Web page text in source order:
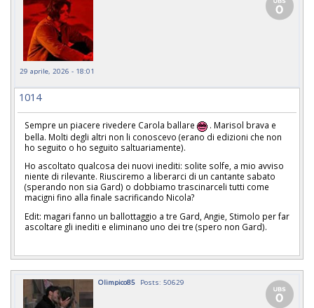
29 aprile, 2026 - 18:01
1014
Sempre un piacere rivedere Carola ballare
. Marisol brava e
bella. Molti degli altri non li conoscevo (erano di edizioni che non
ho seguito o ho seguito saltuariamente).
Ho ascoltato qualcosa dei nuovi inediti: solite solfe, a mio avviso
niente di rilevante. Riusciremo a liberarci di un cantante sabato
(sperando non sia Gard) o dobbiamo trascinarceli tutti come
macigni fino alla finale sacrificando Nicola?
Edit: magari fanno un ballottaggio a tre Gard, Angie, Stimolo per far
ascoltare gli inediti e eliminano uno dei tre (spero non Gard).
Olimpico85 Posts: 50629